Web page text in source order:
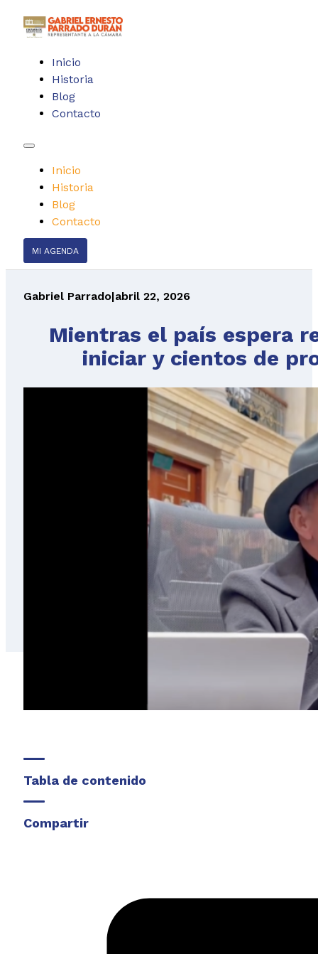
Inicio
Historia
Blog
Contacto
Inicio
Historia
Blog
Contacto
MI AGENDA
Gabriel Parrado|abril 22, 2026
Mientras el país espera
iniciar y cientos de
Tabla de contenido
Compartir